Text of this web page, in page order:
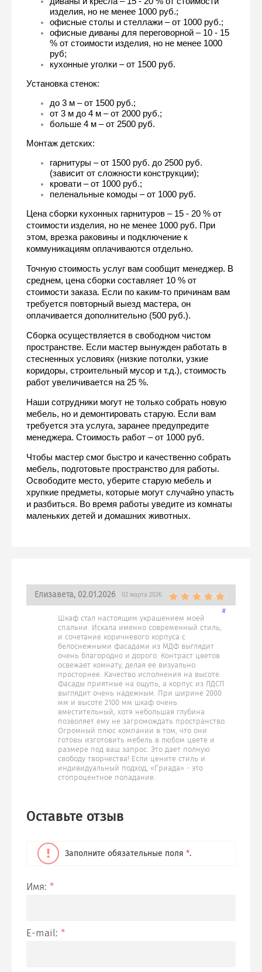
изделия, но не менее 1000 руб.;
офисные столы и стеллажи – от 1000 руб.;
офисные диваны для переговорной – 10 - 15
% от стоимости изделия, но не менее 1000
руб;
кухонные уголки – от 1500 руб.
Установка стенок:
до 3 м – от 1500 руб.;
от 3 м до 4 м – от 2000 руб.;
больше 4 м – от 2500 руб.
Монтаж детских:
гарнитуры – от 1500 руб. до 2500 руб.
(зависит от сложности конструкции);
кровати – от 1000 руб.;
пеленальные комоды – от 1000 руб.
Цена сборки кухонных гарнитуров – 15 - 20 % от
стоимости изделия, но не менее 1000 руб. При
этом, врезка раковины и подключение к
коммуникациям оплачиваются отдельно.
Точную стоимость услуг вам сообщит менеджер. В
среднем, цена сборки составляет 10 % от
стоимости заказа. Если по каким-то причинам вам
требуется повторный выезд мастера, он
оплачивается дополнительно (500 руб.).
Сборка осуществляется в свободном чистом
пространстве. Если мастер вынужден работать в
стесненных условиях (низкие потолки, узкие
коридоры, строительный мусор и т.д.), стоимость
работ увеличивается на 25 %.
Наши сотрудники могут не только собрать новую
мебель, но и демонтировать старую. Если вам
требуется эта услуга, заранее предупредите
менеджера. Стоимость работ – от 1000 руб.
Чтобы мастер смог быстро и качественно собрать
мебель, подготовьте пространство для работы.
Освободите место, уберите старую мебель и
хрупкие предметы, которые могут случайно упасть
и разбиться. Во время работы уведите из комнаты
маленьких детей и домашних животных.
Елизавета, 02.01.2026 02 марта 2026
#
Шкаф стал настоящим украшением моей
спальни. Искала именно современный стиль,
и сочетание коричневого корпуса с
белоснежными фасадами из МДФ выглядит
очень благородно и дорого. Контраст цветов
освежает комнату, делая ее визуально
просторнее. Качество исполнения на высоте.
Фасады приятные на ощупь, а корпус из ЛДСП
выглядит очень надежным. При ширине 2000
мм и высоте 2100 мм шкаф очень
вместительный, хотя небольшая глубина
позволяет ему не загромождать пространство.
Огромный плюс компании в том, что они
готовы изготовить мебель в любом цвете и
размере под ваш запрос. Это дает полную
свободу творчества! Если цените стиль и
индивидуальный подход, «Гриада» - это
стопроцентное попадание.
Оставьте отзыв
Заполните обязательные поля *.
Имя: *
E-mail: *